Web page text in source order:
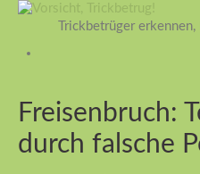
Trickbetrüger
Freisenbruch:
durch falsche